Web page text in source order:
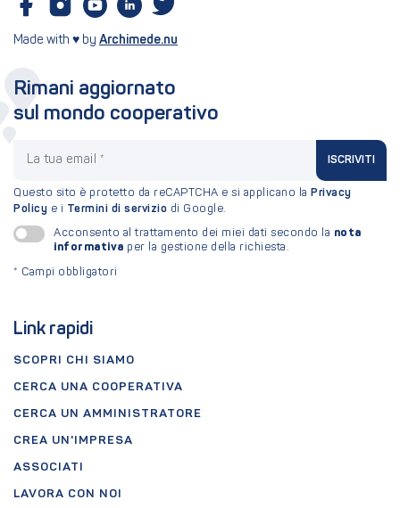
Made with ♥ by Archimede.nu
Link rapidi
SCOPRI CHI SIAMO
CERCA UNA COOPERATIVA
CERCA UN AMMINISTRATORE
CREA UN'IMPRESA
ASSOCIATI
LAVORA CON NOI
Rimani aggiornato
sul mondo cooperativo
ISCRIVITI
Questo sito è protetto da reCAPTCHA e si applicano la Privacy
Policy e i Termini di servizio di Google.
Acconsento al trattamento dei miei dati secondo la nota
informativa per la gestione della richiesta.
* Campi obbligatori